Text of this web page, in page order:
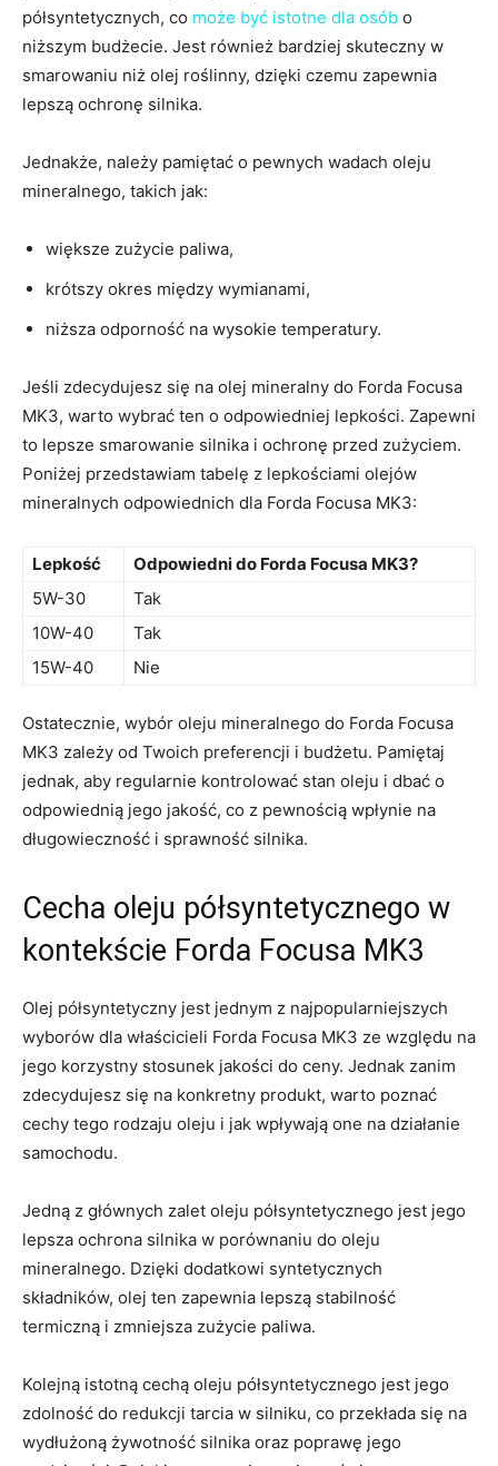
półsyntetycznych, co może być istotne dla osób o
niższym budżecie. Jest również bardziej skuteczny w
smarowaniu niż olej⁤ roślinny, dzięki czemu zapewnia
⁤lepszą ochronę silnika.
Jednakże, ⁤należy pamiętać o⁣ pewnych wadach‌ oleju
⁤mineralnego, takich⁤ jak:
większe zużycie paliwa,
krótszy okres między wymianami,
niższa odporność ⁤na wysokie temperatury.
Jeśli zdecydujesz się na olej mineralny do Forda Focusa
MK3, warto wybrać ten o odpowiedniej lepkości.‌ Zapewni
to lepsze smarowanie silnika i ⁣ochronę​ przed zużyciem.
‌Poniżej przedstawiam tabelę z lepkościami ⁤olejów
mineralnych odpowiednich ⁤dla Forda Focusa‍ MK3:
Lepkość
Odpowiedni do Forda Focusa MK3?
5W-30
Tak
10W-40
Tak
15W-40
Nie
Ostatecznie,⁣ wybór oleju mineralnego do Forda⁣ Focusa
MK3 zależy od Twoich preferencji i budżetu. Pamiętaj
jednak, aby ‌regularnie kontrolować stan⁤ oleju i dbać o
odpowiednią jego jakość, co z pewnością wpłynie na
długowieczność i sprawność silnika.
Cecha oleju półsyntetycznego w
kontekście ⁤Forda Focusa MK3
Olej półsyntetyczny jest jednym z najpopularniejszych
wyborów dla właścicieli ‍Forda Focusa MK3 ze względu na
jego‍ korzystny stosunek jakości do ceny. Jednak zanim
zdecydujesz się na konkretny produkt, warto poznać
cechy ‍tego rodzaju oleju i jak wpływają one na działanie
samochodu.
Jedną⁢ z głównych zalet ⁤oleju półsyntetycznego jest‌ jego
lepsza ochrona ‌silnika w porównaniu do oleju
mineralnego. Dzięki‍ dodatkowi syntetycznych
⁢składników, olej ten zapewnia lepszą stabilność
termiczną i ‍zmniejsza zużycie paliwa.
Kolejną istotną cechą oleju półsyntetycznego jest jego
zdolność⁤ do redukcji tarcia w silniku, co przekłada się na
wydłużoną żywotność silnika oraz poprawę jego